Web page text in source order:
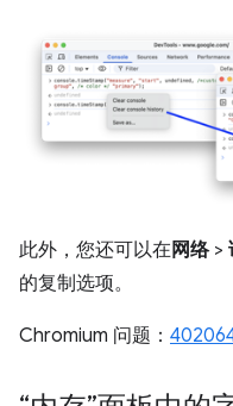
此外，您还可以在 网络>
的复制选项。
Chromium 问题：